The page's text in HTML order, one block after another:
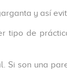
y así
tipo de
Si son una